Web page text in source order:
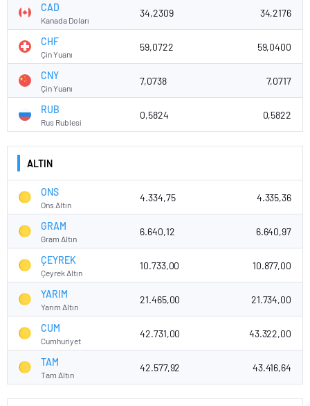
CAD
Kanada Doları
34,2309 34,2176
CHF
Çin Yuanı
59,0722 59,0400
CNY
Çin Yuanı
7,0738 7,0717
RUB
Rus Rublesi
0,5824 0,5822
ALTIN
ONS
Ons Altın
4.334,75 4.335,36
GRAM
Gram Altın
6.640,12 6.640,97
ÇEYREK
Çeyrek Altın
10.733,00 10.877,00
YARIM
Yarım Altın
21.465,00 21.734,00
CUM
Cumhuriyet
42.731,00 43.322,00
TAM
Tam Altın
42.577,92 43.416,64